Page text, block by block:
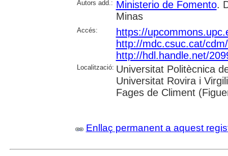
Autors add.: Ministerio de Fomento.
Minas
Accés:
https://
http://mdc.csuc.cat/
http://hdl.handle.net/
Localització: Universitat Politècnica
Universitat Rovira i
Fages de Climent
Enllaç permanent a aquest